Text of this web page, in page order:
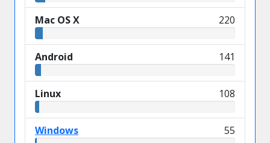
Mac OS X 220
Android 141
Linux 108
Windows 55